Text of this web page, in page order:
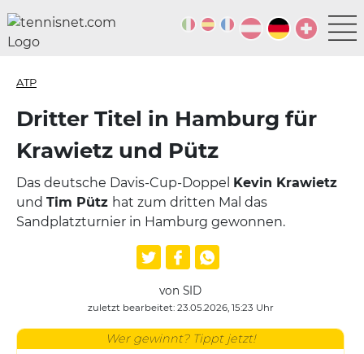
ATP
Dritter Titel in Hamburg für
Krawietz und Pütz
Das deutsche Davis-Cup-Doppel Kevin Krawietz
und Tim Pütz hat zum dritten Mal das
Sandplatzturnier in Hamburg gewonnen.
von SID
zuletzt bearbeitet: 23.05.2026, 15:23 Uhr
Wer gewinnt? Tippt jetzt!